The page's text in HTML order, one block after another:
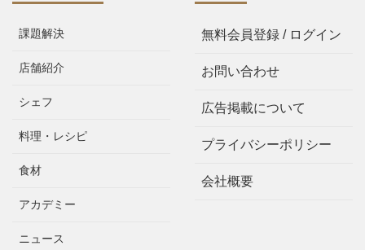
課題解決
店舗紹介
シェフ
料理・レシピ
食材
アカデミー
ニュース
無料会員登録 / ログイン
お問い合わせ
広告掲載について
プライバシーポリシー
会社概要